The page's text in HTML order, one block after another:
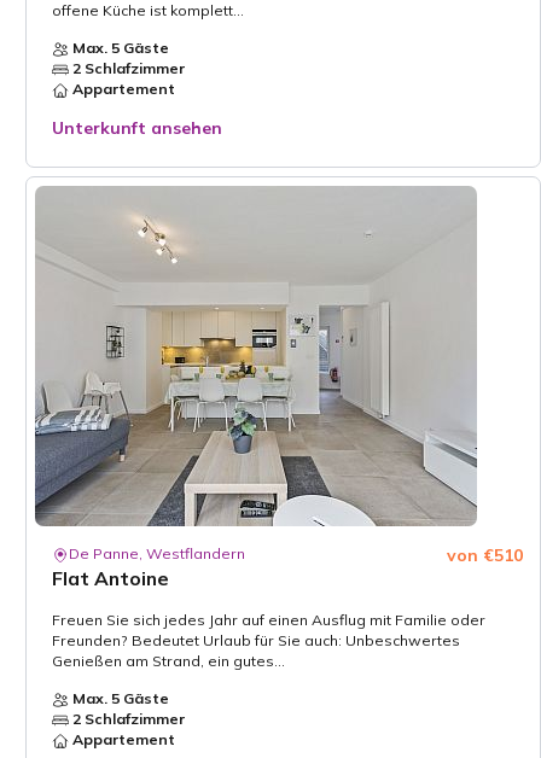
offene Küche ist komplett...
Max. 5 Gäste
2 Schlafzimmer
Appartement
Unterkunft ansehen
De Panne, Westflandern
Flat Antoine
von €510
Freuen Sie sich jedes Jahr auf einen Ausflug mit Familie oder
Freunden? Bedeutet Urlaub für Sie auch: Unbeschwertes
Genießen am Strand, ein gutes...
Max. 5 Gäste
2 Schlafzimmer
Appartement